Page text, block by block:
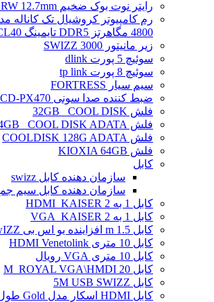
رایتر نوت بوک ضخیم DVD RW 12.7mm
4800 مگاهرتز DDR5 تایمینگ CL40 حافظه 8 گیگابایت
زیر مانیتور SWIZZ 3000
سوئیچ 5 پورت dlink
سوئیچ 8 پورت tp link
سیم سیار FORTRESS
ضبط کننده صدا سونی ICD-PX470
فلش 32GB _COOL DISK
فلش 64GB _COOL DISK ADATA
فلش COOLDISK 128G ADATA
فلش KIOXIA 64GB
کابل
سازمان دهنده کابل swizz
سازمان دهنده کابل سیم
کابل 1 به 2 HDMI_KAISER
کابل 1 به 2 VGA_KAISER
کابل 1.5 m افزاینده یو اس بی swIZZ
کابل 10 متری HDMI Venetolink
کابل 10 متری VGA رویال
کابل 20 M_ROYAL VGA\HMDI
کابل 5M USB SWIZZ
کابل HDMI اسکار مدل Gold طول 3 متر